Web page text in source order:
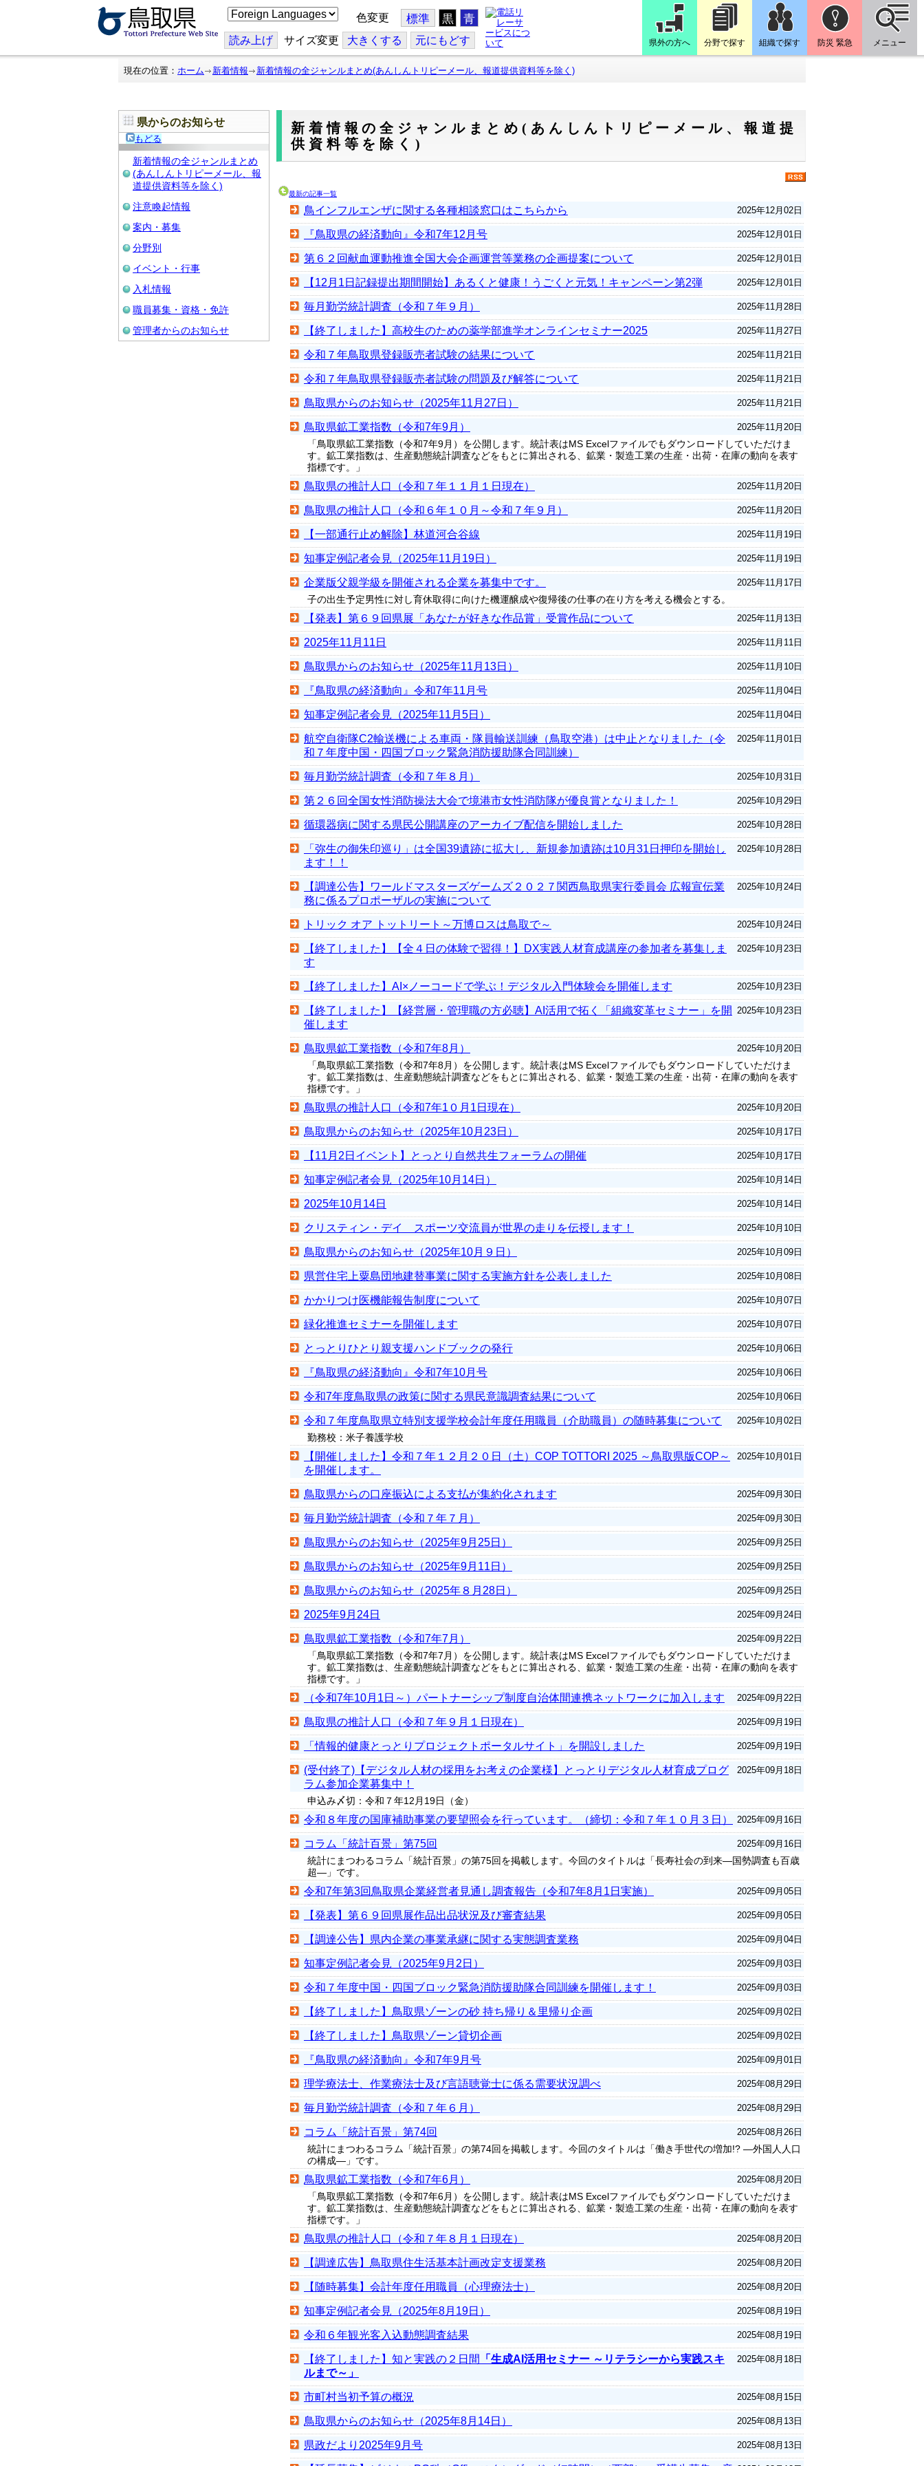
こ
の
ジ
を
翻
色変更 標準 黒 青
読み上げ サイズ変更 大きくする 元にもどす 県外の方へ 分野で探す 組織で探す 防災 緊急 メニュー
現在の位置： ホーム 新着情報 新着情報の全ジャンルまとめ(あんしんトリピーメール、報道提供資料等を除く)
県からのお知らせ
もどる
新着情報の全ジャンルまとめ
(あんしんトリピーメール、報
道提供資料等を除く)
注意喚起情報
案内・募集
分野別
イベント・行事
入札情報
職員募集・資格・免許
管理者からのお知らせ
新着情報の全ジャンルまとめ(あんしんトリピーメール、報道提
供資料等を除く)
最新の記事一覧
2025年12月02日
鳥インフルエンザに関する各種相談窓口はこちらから
2025年12月01日
『鳥取県の経済動向』令和7年12月号
2025年12月01日
第６２回献血運動推進全国大会企画運営等業務の企画提案について
2025年12月01日
【12月1日記録提出期間開始】あるくと健康！うごくと元気！キャンペーン第2弾
2025年11月28日
毎月勤労統計調査（令和７年９月）
2025年11月27日
【終了しました】高校生のための薬学部進学オンラインセミナー2025
2025年11月21日
令和７年鳥取県登録販売者試験の結果について
2025年11月21日
令和７年鳥取県登録販売者試験の問題及び解答について
2025年11月21日
鳥取県からのお知らせ（2025年11月27日）
2025年11月20日
鳥取県鉱工業指数（令和7年9月）
「鳥取県鉱工業指数（令和7年9月）を公開します。統計表はMS Excelファイルでもダウンロードしていただけま
す。鉱工業指数は、生産動態統計調査などをもとに算出される、鉱業・製造工業の生産・出荷・在庫の動向を表す
指標です。」
2025年11月20日
鳥取県の推計人口（令和７年１１月１日現在）
2025年11月20日
鳥取県の推計人口（令和６年１０月～令和７年９月）
2025年11月19日
【一部通行止め解除】林道河合谷線
2025年11月19日
知事定例記者会見（2025年11月19日）
2025年11月17日
企業版父親学級を開催される企業を募集中です。
子の出生予定男性に対し育休取得に向けた機運醸成や復帰後の仕事の在り方を考える機会とする。
2025年11月13日
【発表】第６９回県展「あなたが好きな作品賞」受賞作品について
2025年11月11日
2025年11月11日
2025年11月10日
鳥取県からのお知らせ（2025年11月13日）
2025年11月04日
『鳥取県の経済動向』令和7年11月号
2025年11月04日
知事定例記者会見（2025年11月5日）
2025年11月01日
航空自衛隊C2輸送機による車両・隊員輸送訓練（鳥取空港）は中止となりました（令
和７年度中国・四国ブロック緊急消防援助隊合同訓練）
2025年10月31日
毎月勤労統計調査（令和７年８月）
2025年10月29日
第２６回全国女性消防操法大会で境港市女性消防隊が優良賞となりました！
2025年10月28日
循環器病に関する県民公開講座のアーカイブ配信を開始しました
2025年10月28日
「弥生の御朱印巡り」は全国39遺跡に拡大し、新規参加遺跡は10月31日押印を開始し
ます！！
2025年10月24日
【調達公告】ワールドマスターズゲームズ２０２７関西鳥取県実行委員会 広報宣伝業
務に係るプロポーザルの実施について
2025年10月24日
トリック オア トットリート～万博ロスは鳥取で～
2025年10月23日
【終了しました】【全４日の体験で習得！】DX実践人材育成講座の参加者を募集しま
す
2025年10月23日
【終了しました】AI×ノーコードで学ぶ！デジタル入門体験会を開催します
2025年10月23日
【終了しました】【経営層・管理職の方必聴】AI活用で拓く「組織変革セミナー」を開
催します
2025年10月20日
鳥取県鉱工業指数（令和7年8月）
「鳥取県鉱工業指数（令和7年8月）を公開します。統計表はMS Excelファイルでもダウンロードしていただけま
す。鉱工業指数は、生産動態統計調査などをもとに算出される、鉱業・製造工業の生産・出荷・在庫の動向を表す
指標です。」
2025年10月20日
鳥取県の推計人口（令和7年1０月1日現在）
2025年10月17日
鳥取県からのお知らせ（2025年10月23日）
2025年10月17日
【11月2日イベント】とっとり自然共生フォーラムの開催
2025年10月14日
知事定例記者会見（2025年10月14日）
2025年10月14日
2025年10月14日
2025年10月10日
クリスティン・デイ スポーツ交流員が世界の走りを伝授します！
2025年10月09日
鳥取県からのお知らせ（2025年10月９日）
2025年10月08日
県営住宅上粟島団地建替事業に関する実施方針を公表しました
2025年10月07日
かかりつけ医機能報告制度について
2025年10月07日
緑化推進セミナーを開催します
2025年10月06日
とっとりひとり親支援ハンドブックの発行
2025年10月06日
『鳥取県の経済動向』令和7年10月号
2025年10月06日
令和7年度鳥取県の政策に関する県民意識調査結果について
2025年10月02日
令和７年度鳥取県立特別支援学校会計年度任用職員（介助職員）の随時募集について
勤務校：米子養護学校
2025年10月01日
【開催しました】令和７年１２月２０日（土）COP TOTTORI 2025 ～鳥取県版COP～
を開催します。
2025年09月30日
鳥取県からの口座振込による支払が集約化されます
2025年09月30日
毎月勤労統計調査（令和７年７月）
2025年09月25日
鳥取県からのお知らせ（2025年9月25日）
2025年09月25日
鳥取県からのお知らせ（2025年9月11日）
2025年09月25日
鳥取県からのお知らせ（2025年８月28日）
2025年09月24日
2025年9月24日
2025年09月22日
鳥取県鉱工業指数（令和7年7月）
「鳥取県鉱工業指数（令和7年7月）を公開します。統計表はMS Excelファイルでもダウンロードしていただけま
す。鉱工業指数は、生産動態統計調査などをもとに算出される、鉱業・製造工業の生産・出荷・在庫の動向を表す
指標です。」
2025年09月22日
（令和7年10月1日～）パートナーシップ制度自治体間連携ネットワークに加入します
2025年09月19日
鳥取県の推計人口（令和７年９月１日現在）
2025年09月19日
「情報的健康とっとりプロジェクトポータルサイト」を開設しました
2025年09月18日
(受付終了)【デジタル人材の採用をお考えの企業様】とっとりデジタル人材育成プログ
ラム参加企業募集中！
申込み〆切：令和７年12月19日（金）
2025年09月16日
令和８年度の国庫補助事業の要望照会を行っています。（締切：令和７年１０月３日）
2025年09月16日
コラム「統計百景」第75回
統計にまつわるコラム「統計百景」の第75回を掲載します。今回のタイトルは「長寿社会の到来―国勢調査も百歳
超―」です。
2025年09月05日
令和7年第3回鳥取県企業経営者見通し調査報告（令和7年8月1日実施）
2025年09月05日
【発表】第６９回県展作品出品状況及び審査結果
2025年09月04日
【調達公告】県内企業の事業承継に関する実態調査業務
2025年09月03日
知事定例記者会見（2025年9月2日）
2025年09月03日
令和７年度中国・四国ブロック緊急消防援助隊合同訓練を開催します！
2025年09月02日
【終了しました】鳥取県ゾーンの砂 持ち帰り＆里帰り企画
2025年09月02日
【終了しました】鳥取県ゾーン貸切企画
2025年09月01日
『鳥取県の経済動向』令和7年9月号
2025年08月29日
理学療法士、作業療法士及び言語聴覚士に係る需要状況調べ
2025年08月29日
毎月勤労統計調査（令和７年６月）
2025年08月26日
コラム「統計百景」第74回
統計にまつわるコラム「統計百景」の第74回を掲載します。今回のタイトルは「働き手世代の増加!? ―外国人人口
の構成―」です。
2025年08月20日
鳥取県鉱工業指数（令和7年6月）
「鳥取県鉱工業指数（令和7年6月）を公開します。統計表はMS Excelファイルでもダウンロードしていただけま
す。鉱工業指数は、生産動態統計調査などをもとに算出される、鉱業・製造工業の生産・出荷・在庫の動向を表す
指標です。」
2025年08月20日
鳥取県の推計人口（令和７年８月１日現在）
2025年08月20日
【調達広告】鳥取県住生活基本計画改定支援業務
2025年08月20日
【随時募集】会計年度任用職員（心理療法士）
2025年08月19日
知事定例記者会見（2025年8月19日）
2025年08月19日
令和６年観光客入込動態調査結果
2025年08月18日
【終了しました】知と実践の２日間
「生成AI活用セミナー ～リテラシーから実践スキ
ルまで～」
2025年08月15日
市町村当初予算の概況
2025年08月13日
鳥取県からのお知らせ（2025年8月14日）
2025年08月13日
県政だより2025年9月号